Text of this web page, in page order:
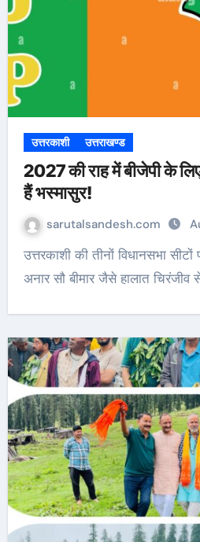
उत्तरकाशी उत्तराखण्ड
2027 की राह में बीजेपी के
हैं भस्मासुर!
sarutalsandesh.com
उत्तरकाशी की तीनों विधानसभा सीटों पर टिकट की दौड़ तेज, एक
अनार सौ बीमार जैसे हालात चिरंजीव